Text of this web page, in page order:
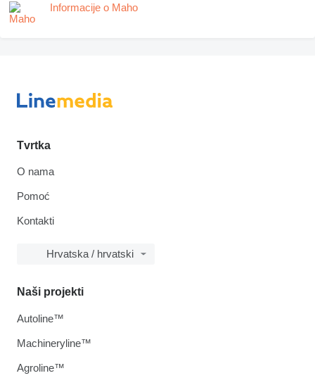
Informacije o Maho
Tvrtka
O nama
Pomoć
Kontakti
Hrvatska / hrvatski
Naši projekti
Autoline™
Machineryline™
Agroline™